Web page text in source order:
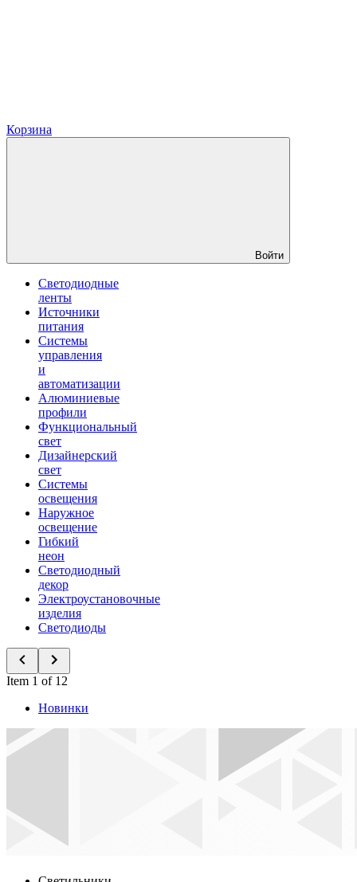
Корзина
Войти
Светодиодные
ленты
Источники
питания
Системы
управления
и
автоматизации
Алюминиевые
профили
Функциональный
свет
Дизайнерский
свет
Системы
освещения
Наружное
освещение
Гибкий
неон
Светодиодный
декор
Электроустановочные
изделия
Светодиоды
Item 1 of 12
Новинки